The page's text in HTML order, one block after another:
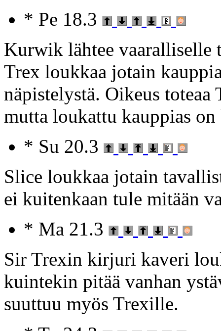
* Pe 18.3
Kurwik lähtee vaaralliselle
Trex loukkaa jotain
näpistelystä. Oikeus
mutta loukattu kauppias
* Su 20.3
Slice loukkaa jotain
ei kuitenkaan tule mitään
* Ma 21.3
Sir Trexin kirjuri kaveri
kuintekin pitää vanhan
suuttuu myös Trexille.